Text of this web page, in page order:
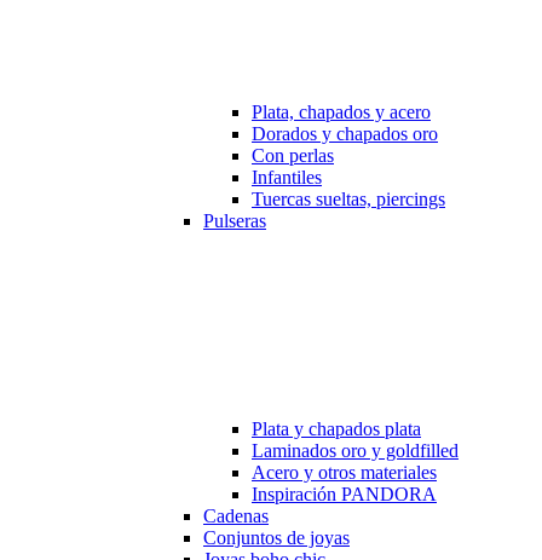
Plata, chapados y acero
Dorados y chapados oro
Con perlas
Infantiles
Tuercas sueltas, piercings
Pulseras
Plata y chapados plata
Laminados oro y goldfilled
Acero y otros materiales
Inspiración PANDORA
Cadenas
Conjuntos de joyas